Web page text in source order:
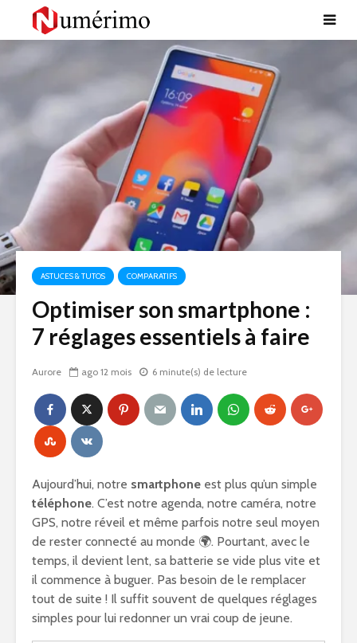
ASTUCES & TUTOS COMPARATIFS
Optimiser son smartphone :
7 réglages essentiels à faire
Aurore ago 12 mois 6 minute(s) de lecture
Aujourd’hui, notre smartphone est plus qu’un simple
téléphone. C’est notre agenda, notre caméra, notre
GPS, notre réveil et même parfois notre seul moyen
de rester connecté au monde 🌍. Pourtant, avec le
temps, il devient lent, sa batterie se vide plus vite et
il commence à buguer. Pas besoin de le remplacer
tout de suite ! Il suffit souvent de quelques réglages
simples pour lui redonner un vrai coup de jeune.